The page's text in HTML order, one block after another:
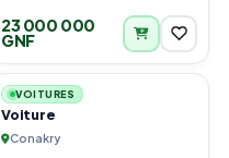
23 000 000
GNF
6
VOITURES
Voiture
Conakry